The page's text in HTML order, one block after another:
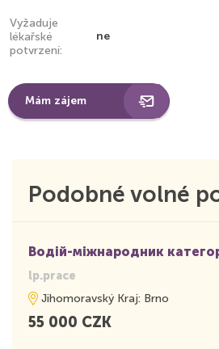
Vyžaduje
lékařské
potvrzení:
ne
Mám zájem
Podobné volné
Водій-міжнародник
lp.prace
Jihomoravský Kraj: Brno
55 000 CZK